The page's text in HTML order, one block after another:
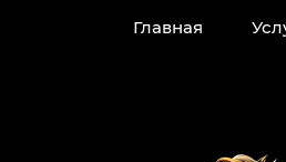
Главная